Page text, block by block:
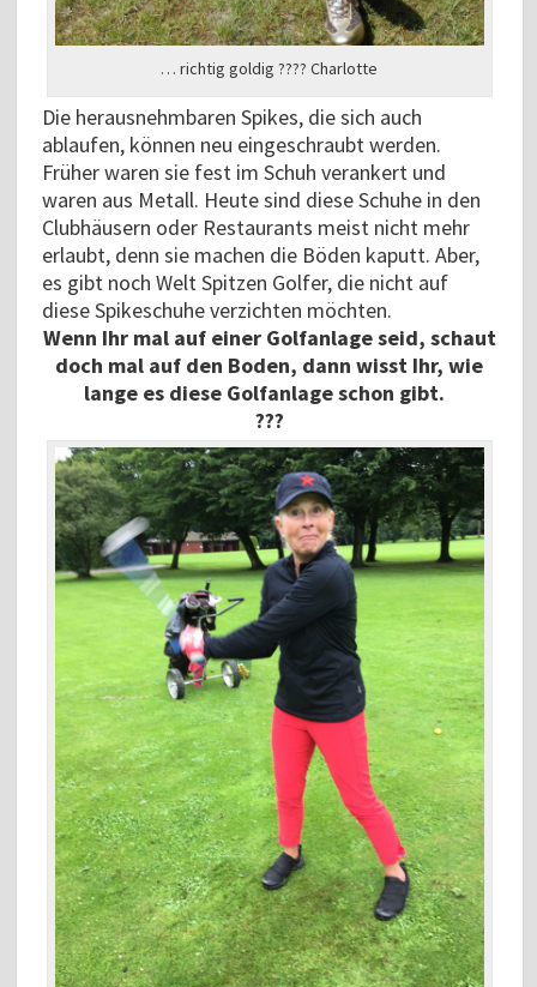
… richtig goldig ???? Charlotte
Die herausnehmbaren Spikes, die sich auch
ablaufen, können neu eingeschraubt werden.
Früher waren sie fest im Schuh verankert und
waren aus Metall. Heute sind diese Schuhe in den
Clubhäusern oder Restaurants meist nicht mehr
erlaubt, denn sie machen die Böden kaputt. Aber,
es gibt noch Welt Spitzen Golfer, die nicht auf
diese Spikeschuhe verzichten möchten.
Wenn Ihr mal auf einer Golfanlage seid, schaut
doch mal auf den Boden, dann wisst Ihr, wie
lange es diese Golfanlage schon gibt.
???